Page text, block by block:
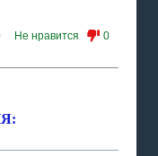
Не нравится 0